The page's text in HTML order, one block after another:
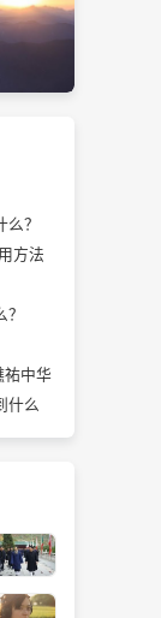
？
方法
祐中华
什么